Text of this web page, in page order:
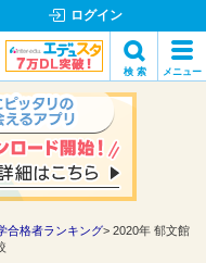
ログイン
検 索 メニュー
検索
合格者ランキング
2020年 郁文館